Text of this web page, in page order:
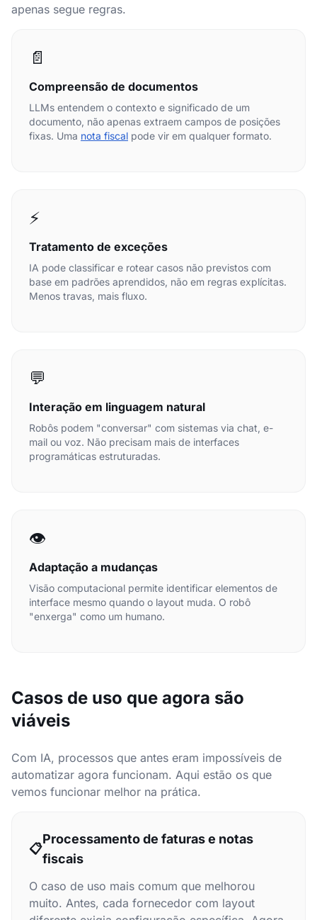
apenas segue regras.
📄
Compreensão de documentos
LLMs entendem o contexto e significado de um
documento, não apenas extraem campos de posições
fixas. Uma nota fiscal pode vir em qualquer formato.
⚡
Tratamento de exceções
IA pode classificar e rotear casos não previstos com
base em padrões aprendidos, não em regras explícitas.
Menos travas, mais fluxo.
💬
Interação em linguagem natural
Robôs podem "conversar" com sistemas via chat, e-
mail ou voz. Não precisam mais de interfaces
programáticas estruturadas.
👁️
Adaptação a mudanças
Visão computacional permite identificar elementos de
interface mesmo quando o layout muda. O robô
"enxerga" como um humano.
Casos de uso que agora são
viáveis
Com IA, processos que antes eram impossíveis de
automatizar agora funcionam. Aqui estão os que
vemos funcionar melhor na prática.
📋
Processamento de faturas e notas
fiscais
O caso de uso mais comum que melhorou
muito. Antes, cada fornecedor com layout